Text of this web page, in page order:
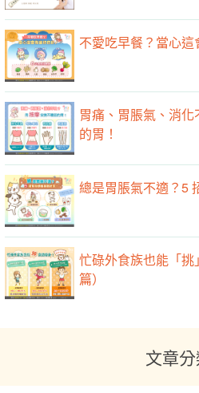
不愛吃早餐？當心這
胃痛、胃脹氣、消
的胃！
總是胃脹氣不適？5
忙碌外食族也能「
篇）
文章